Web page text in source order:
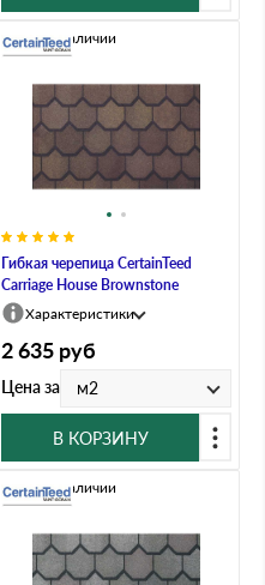
Гибкая черепица CertainTeed
Carriage House Brownstone
Нет в наличии
Характеристики
2 635 руб
Цена за м2
В КОРЗИНУ
Нет в наличии